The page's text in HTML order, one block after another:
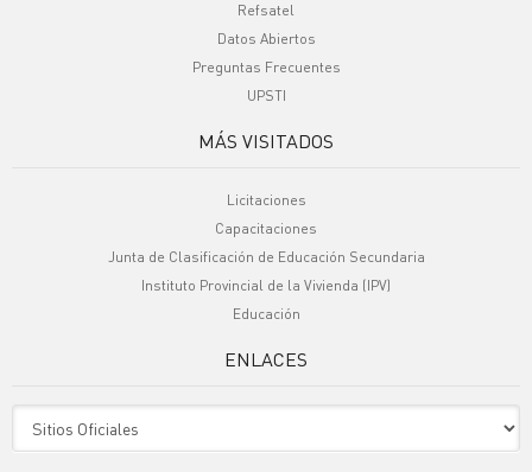
Refsatel
Datos Abiertos
Preguntas Frecuentes
UPSTI
MÁS VISITADOS
Licitaciones
Capacitaciones
Junta de Clasificación de Educación Secundaria
Instituto Provincial de la Vivienda (IPV)
Educación
ENLACES